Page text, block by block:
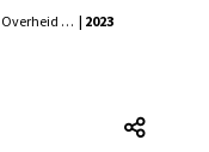
Bron: Survey stadsmonitor | Vlaamse Overheid - Agentschap Binnenlands Bestuur, Statistiek Vlaanderen | 2023
Fier